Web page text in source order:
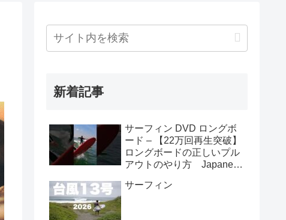
新着記事
サーフィン DVD ロングボ
ード – 【22万回再生突破】
ロングボードの正しいプル
アウトのやり方 Japanese
ロングボード #shorts
サーフィン